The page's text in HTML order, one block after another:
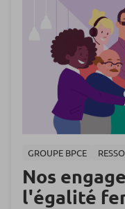
GROUPE BPCE
Nos
l'égalité